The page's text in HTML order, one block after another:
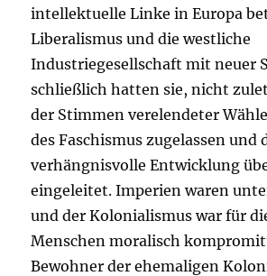
intellektuelle Linke in Europa
Liberalismus und die westliche
Industriegesellschaft mit neuer
schließlich hatten sie, nicht
der Stimmen verelendeter
des Faschismus zugelassen und
verhängnisvolle Entwicklung
eingeleitet. Imperien waren
und der Kolonialismus war für
Menschen moralisch
Bewohner der ehemaligen